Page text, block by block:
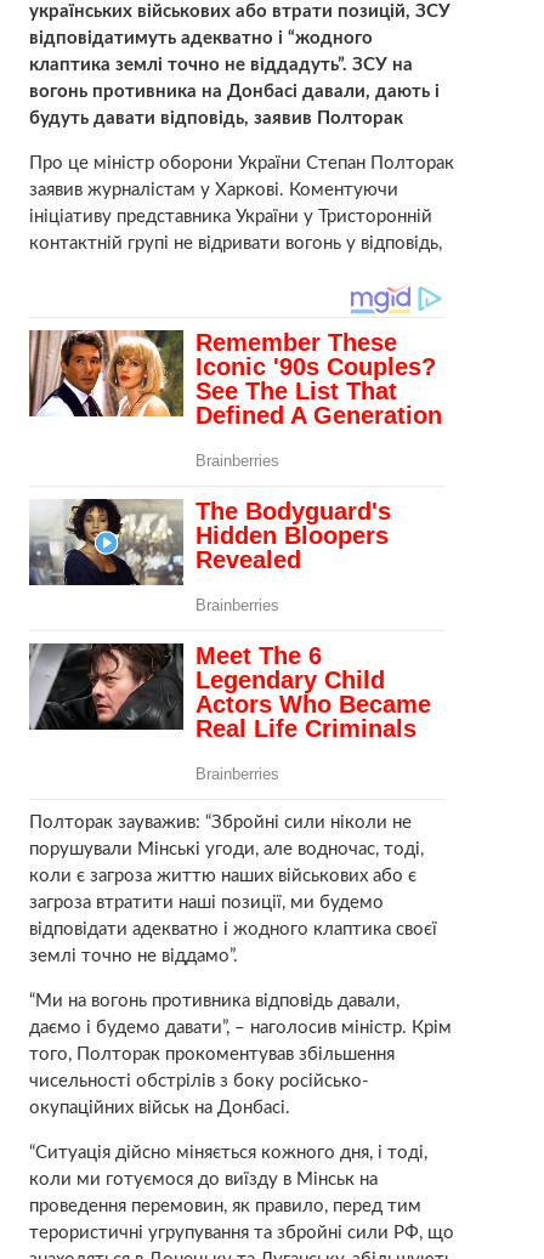
українських військових або втрати позицій, ЗСУ
відповідатимуть адекватно і “жодного
клаптика землі точно не віддадуть”. ЗСУ на
вогонь противника на Донбасі давали, дають і
будуть давати відповідь, заявив Полторак
Про це міністр оборони України Степан Полторак
заявив журналістам у Харкові. Коментуючи
ініціативу представника України у Тристоронній
контактній групі не відривати вогонь у відповідь,
Полторак зауважив: “Збройні сили ніколи не
порушували Мінські угоди, але водночас, тоді,
коли є загроза життю наших військових або є
загроза втратити наші позиції, ми будемо
відповідати адекватно і жодного клаптика своєї
землі точно не віддамо”.
“Ми на вогонь противника відповідь давали,
даємо і будемо давати”, – наголосив міністр. Крім
того, Полторак прокоментував збільшення
чисельності обстрілів з боку російсько-
окупаційних військ на Донбасі.
“Ситуація дійсно міняється кожного дня, і тоді,
коли ми готуємося до виїзду в Мінськ на
проведення перемовин, як правило, перед тим
терористичні угрупування та збройні сили РФ, що